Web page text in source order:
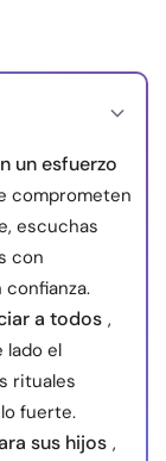
un esfuerzo
comprometen
escuchas
con
a todos ,
lado el
rituales
fuerte.
sus hijos ,